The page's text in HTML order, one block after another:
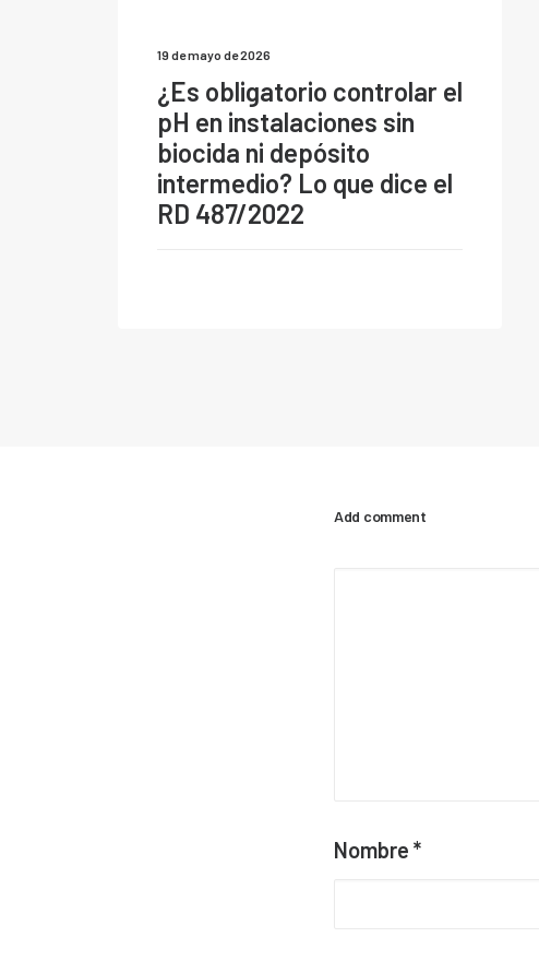
19 de mayo de 2026
¿Es obligatorio controlar el
pH en instalaciones sin
biocida ni depósito
intermedio? Lo que dice el
RD 487/2022
Add comment
Nombre *